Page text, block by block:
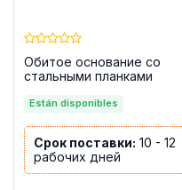
Обитое основание со
стальными планками
Bazio
Están disponibles
Срок поставки: 10 - 12
рабочих дней